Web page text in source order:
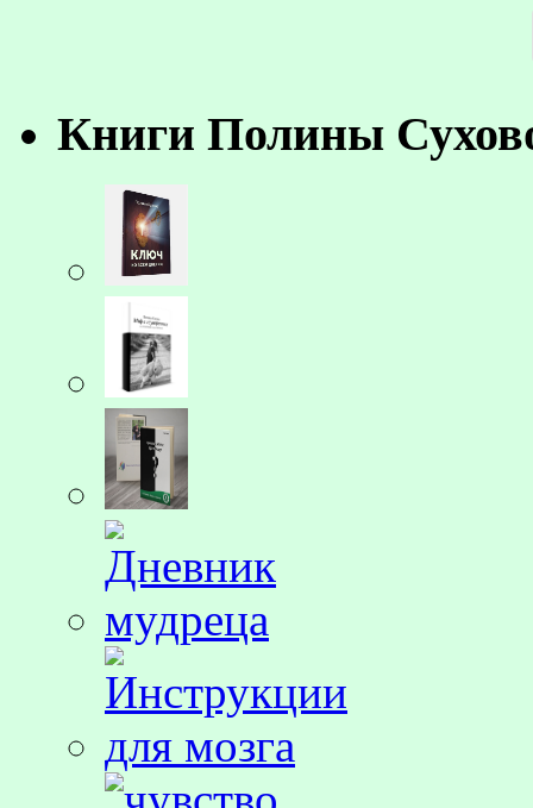
Книги Полины